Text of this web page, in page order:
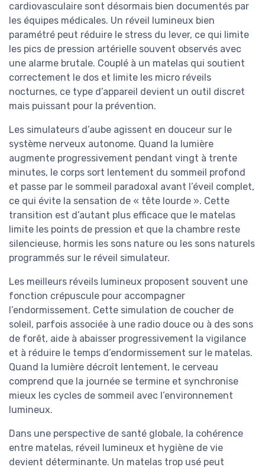
cardiovasculaire sont désormais bien documentés par
les équipes médicales. Un réveil lumineux bien
paramétré peut réduire le stress du lever, ce qui limite
les pics de pression artérielle souvent observés avec
une alarme brutale. Couplé à un matelas qui soutient
correctement le dos et limite les micro réveils
nocturnes, ce type d’appareil devient un outil discret
mais puissant pour la prévention.
Les simulateurs d’aube agissent en douceur sur le
système nerveux autonome. Quand la lumière
augmente progressivement pendant vingt à trente
minutes, le corps sort lentement du sommeil profond
et passe par le sommeil paradoxal avant l’éveil complet,
ce qui évite la sensation de « tête lourde ». Cette
transition est d’autant plus efficace que le matelas
limite les points de pression et que la chambre reste
silencieuse, hormis les sons nature ou les sons naturels
programmés sur le réveil simulateur.
Les meilleurs réveils lumineux proposent souvent une
fonction crépuscule pour accompagner
l’endormissement. Cette simulation de coucher de
soleil, parfois associée à une radio douce ou à des sons
de forêt, aide à abaisser progressivement la vigilance
et à réduire le temps d’endormissement sur le matelas.
Quand la lumière décroît lentement, le cerveau
comprend que la journée se termine et synchronise
mieux les cycles de sommeil avec l’environnement
lumineux.
Dans une perspective de santé globale, la cohérence
entre matelas, réveil lumineux et hygiène de vie
devient déterminante. Un matelas trop usé peut